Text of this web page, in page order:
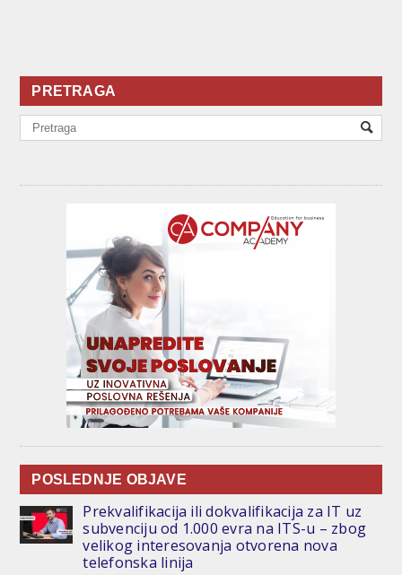
PRETRAGA
POSLEDNJE OBJAVE
Prekvalifikacija ili dokvalifikacija za IT uz
subvenciju od 1.000 evra na ITS-u – zbog
velikog interesovanja otvorena nova
telefonska linija